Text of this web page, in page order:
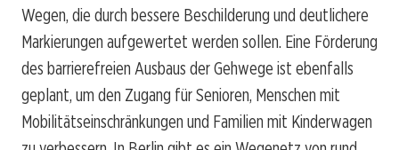
Wegen, die durch bessere Beschilderung und deutlichere
Markierungen aufgewertet werden sollen. Eine Förderung
des barrierefreien Ausbaus der Gehwege ist ebenfalls
geplant, um den Zugang für Senioren, Menschen mit
Mobilitätseinschränkungen und Familien mit Kinderwagen